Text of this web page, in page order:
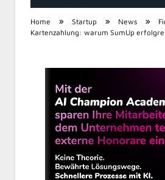
STARTUP
Home » Startup » News »
Kartenzahlung: warum SumUp